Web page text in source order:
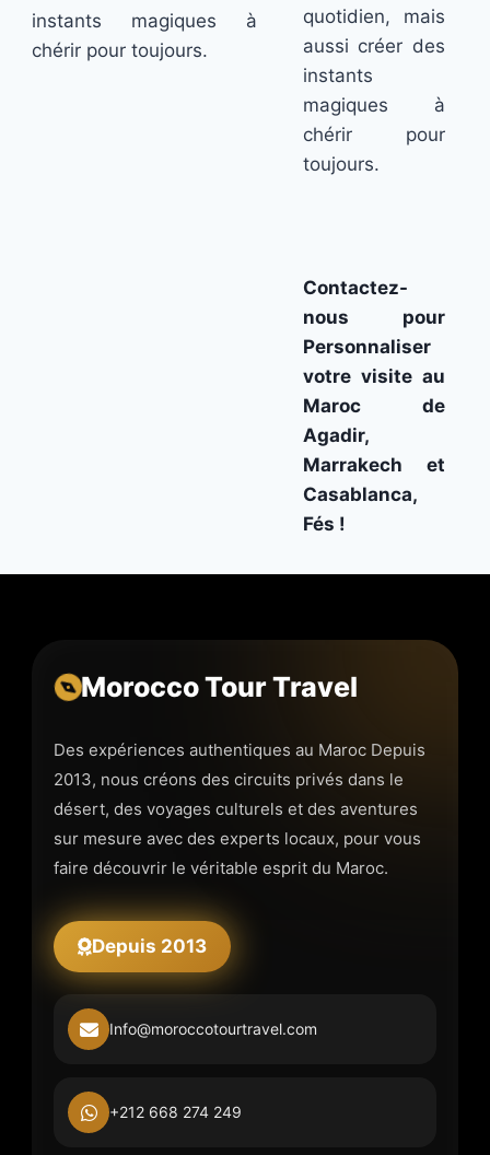
instants magiques à
chérir pour toujours.
quotidien, mais
aussi créer des
instants
magiques à
chérir pour
toujours.
Contactez-
nous pour
Personnaliser
votre visite au
Maroc de
Agadir,
Marrakech et
Casablanca,
Fés !
Morocco Tour Travel
Des expériences authentiques au Maroc Depuis
2013, nous créons des circuits privés dans le
désert, des voyages culturels et des aventures
sur mesure avec des experts locaux, pour vous
faire découvrir le véritable esprit du Maroc.
Depuis 2013
Info@moroccotourtravel.com
+212 668 274 249